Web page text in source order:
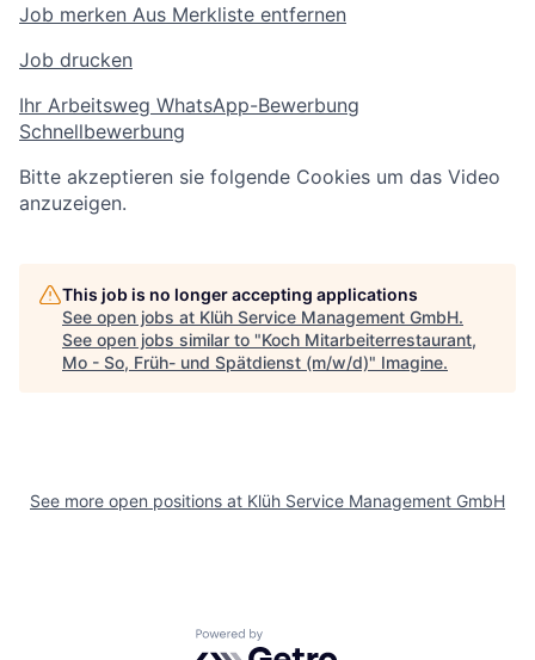
Job merken Aus Merkliste entfernen
Job drucken
Ihr Arbeitsweg WhatsApp-Bewerbung
Schnellbewerbung
Bitte akzeptieren sie folgende Cookies um das Video
anzuzeigen.
This job is no longer accepting applications
See open jobs at Klüh Service Management GmbH.
See open jobs similar to "Koch Mitarbeiterrestaurant,
Mo - So, Früh- und Spätdienst (m/w/d)" Imagine.
See more open positions at Klüh Service Management GmbH
Powered by Getro.com